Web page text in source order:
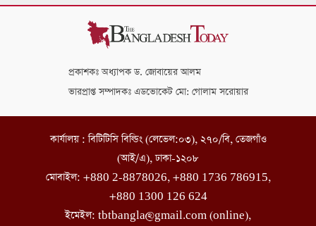
প্রকাশকঃ অধ্যাপক ড. জোবায়ের আলম
ভারপ্রাপ্ত সম্পাদকঃ এডভোকেট মো: গোলাম সরোয়ার
কার্যালয় : বিটিটিসি বিল্ডিং (লেভেল:০৩), ২৭০/বি, তেজগাঁও
(আই/এ), ঢাকা-১২০৮
মোবাইল: +880 2-8878026, +880 1736 786915,
+880 1300 126 624
ইমেইল: tbtbangla@gmail.com (online),